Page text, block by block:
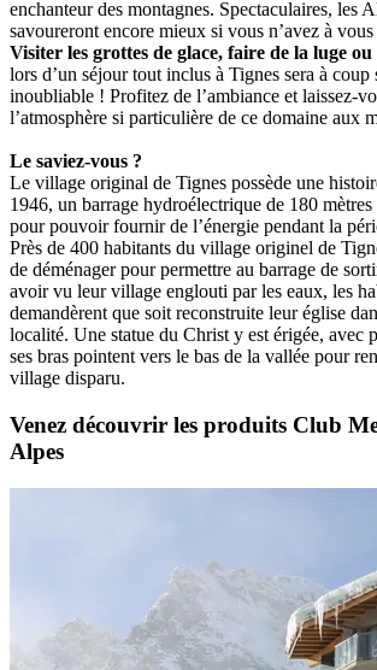
enchanteur des montagnes. Spectaculaires, les
savoureront encore mieux si vous n’avez à
Visiter les grottes de glace, faire de la luge
lors d’un séjour tout inclus à Tignes sera à coup
inoubliable ! Profitez de l’ambiance et laissez-
l’atmosphère si particulière de ce domaine aux
Le saviez-vous ?
Le village original de Tignes possède une
1946, un barrage hydroélectrique de 180
pour pouvoir fournir de l’énergie pendant la
Près de 400 habitants du village originel de
de déménager pour permettre au barrage de
avoir vu leur village englouti par les eaux, les
demandèrent que soit reconstruite leur église
localité. Une statue du Christ y est érigée, avec
ses bras pointent vers le bas de la vallée pour
village disparu.
Venez découvrir les produits Club
Alpes